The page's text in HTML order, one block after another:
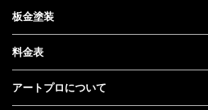
板金塗装
料金表
アートプロについて